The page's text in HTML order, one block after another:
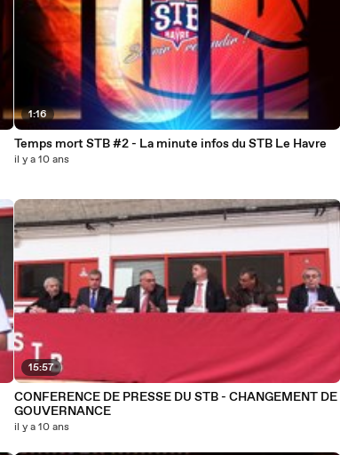
1:16
Temps mort STB #2 - La minute infos du STB Le Havre
il y a 10 ans
15:57
CONFERENCE DE PRESSE DU STB - CHANGEMENT DE
GOUVERNANCE
il y a 10 ans